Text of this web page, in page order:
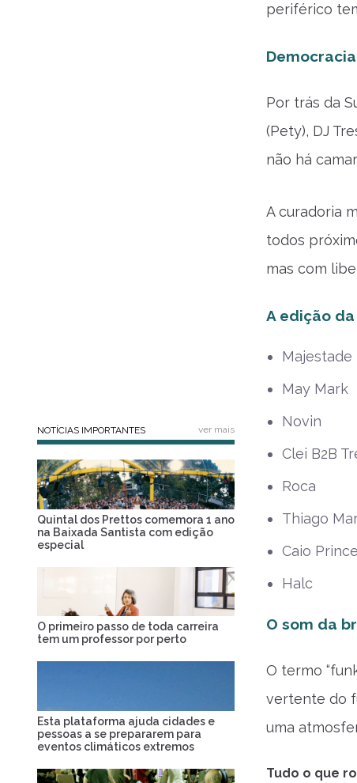
periférico
Por trás da
(Pety), DJ
não há
A curadoria
todos
mas com
A edição
Majestade
May Mark
Novin
Clei B2B
Roca
Thiago
Caio Prince
Halc
O som da
O termo
vertente do
uma
Tudo o que
NOTÍCIAS IMPORTANTES ver mais
Quintal dos Prettos comemora 1 ano
na Baixada Santista com edição
especial
O primeiro passo de toda carreira
tem um professor por perto
Esta plataforma ajuda cidades e
pessoas a se prepararem para
eventos climáticos extremos